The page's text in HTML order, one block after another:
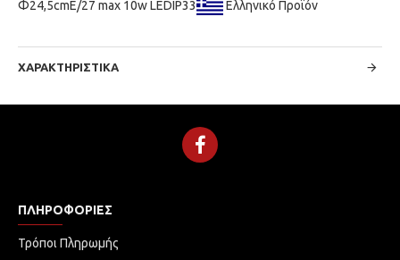
Φ24,5cmE/27 max 10w LEDIP33
Ελληνικό Προϊόν
ΧΑΡΑΚΤΗΡΙΣΤΙΚΆ
ΠΛΗΡΟΦΟΡΊΕΣ
Τρόποι Πληρωμής